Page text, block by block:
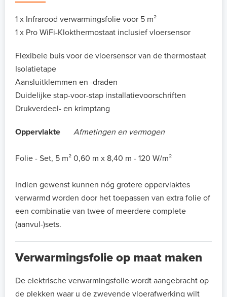
1 x Infrarood verwarmingsfolie voor 5 m²
1 x Pro WiFi-Klokthermostaat inclusief vloersensor
Flexibele buis voor de vloersensor van de thermostaat
Isolatietape
Aansluitklemmen en -draden
Duidelijke stap-voor-stap installatievoorschriften
Drukverdeel- en krimptang
Oppervlakte Afmetingen en vermogen
Folie - Set, 5 m² 0,60 m x 8,40 m - 120 W/m²
Indien gewenst kunnen nóg grotere oppervlaktes
verwarmd worden door het toepassen van extra folie of
een combinatie van twee of meerdere complete
(aanvul-)sets.
Verwarmingsfolie op maat maken
De elektrische verwarmingsfolie wordt aangebracht op
de plekken waar u de zwevende vloerafwerking wilt